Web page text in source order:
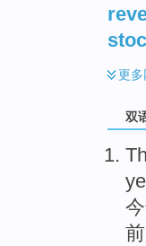
更多
双
前